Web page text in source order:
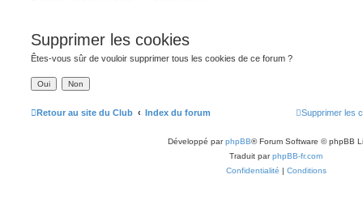
Supprimer les cookies
Êtes-vous sûr de vouloir supprimer tous les cookies de ce forum ?
Retour au site du Club Index du forum Supprimer les
Développé parphpBB® Forum Software © phpBB
Traduit parphpBB-fr.com
Confidentialité | Conditions